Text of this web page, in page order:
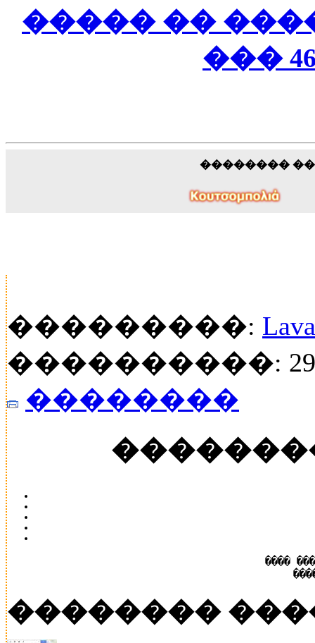
����� ��
���
��������
���������:
����������:
��������
����
��������